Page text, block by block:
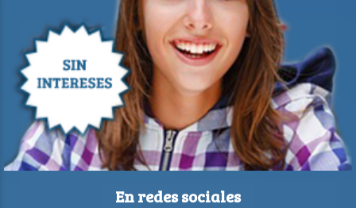
En redes sociales